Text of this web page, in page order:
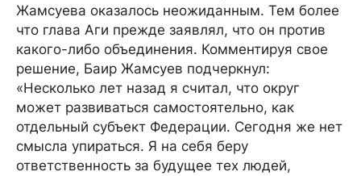
Жамсуева оказалось неожиданным. Тем более
что глава Аги прежде заявлял, что он против
какого-либо объединения. Комментируя свое
решение, Баир Жамсуев подчеркнул:
«Несколько лет назад я считал, что округ
может развиваться самостоятельно, как
отдельный субъект Федерации. Сегодня же нет
смысла упираться. Я на себя беру
ответственность за будущее тех людей,